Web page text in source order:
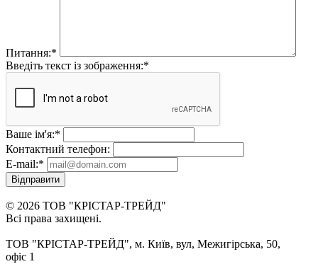
Питання:*
Введіть текст із зображення:*
Ваше ім'я:*
Контактний телефон:
E-mail:*
Відправити
© 2026 ТОВ "КРІСТАР-ТРЕЙД"
Всі права захищені.
ТОВ "КРІСТАР-ТРЕЙД", м. Київ, вул, Межигірська, 50,
офіс 1